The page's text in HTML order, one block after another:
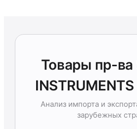
Товары пр-ва
Анализ импорта и
зарубежных